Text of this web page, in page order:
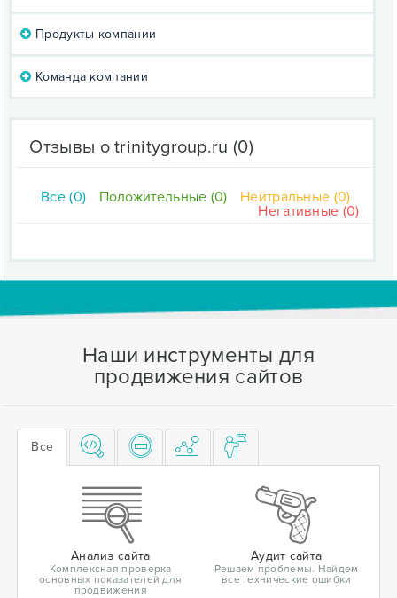
Продукты компании
Команда компании
Отзывы о trinitygroup.ru (0)
Все (0) Положительные (0)
Нейтральные (0)
Негативные (0)
Наши инструменты для
продвижения сайтов
Все
Анализ сайта
Комплексная проверка
основных показателей для
продвижения
Аудит сайта
Решаем проблемы. Найдем
все технические ошибки